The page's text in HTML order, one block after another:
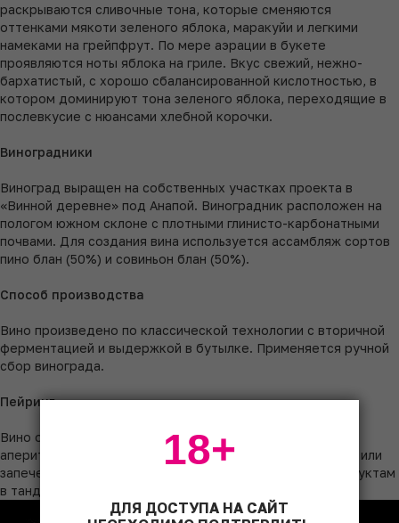
раскрываются сливочные тона, которые сменяются
оттенками мякоти зеленого яблока, маракуйи и легкими
намеками на грейпфрут. По мере аэрации в букете
проявляются ноты яблока на гриле. Вкус свежий, нежно-
бархатистый, с хорошо сбалансированной кислотностью, в
котором доминируют тона зеленого яблока, переходящие в
послевкусие с нюансами хлебной корочки.
Виноградники
Виноград выращен на собственных участках проекта в
«Винной деревне» под Анапой. Виноградник расположен на
пологом южном склоне с плотными глинисто-карбонатными
почвами. Для создания вина используется ассамбляж сортов
пино блан (50%) и совиньон блан (50%).
Способ производства
Вино произведено по классической технологии с вторичной
ферментацией и выдержкой в бутылке. Применяется ручной
сбор винограда.
Пейринг
Вино отлично выступает в качестве самодостаточного
аперитива, составит прекрасную пару блюдам из сырой или
запеченной рыбы без обилия специй, а также морепродуктам
в тандеме с легкими салатами.
ДЛЯ ДОСТУПА НА САЙТ
18+